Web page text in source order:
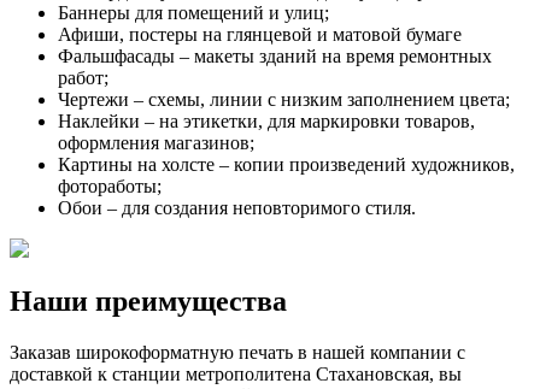
Баннеры для помещений и улиц;
Афиши, постеры на глянцевой и матовой бумаге
Фальшфасады – макеты зданий на время ремонтных
работ;
Чертежи – схемы, линии с низким заполнением цвета;
Наклейки – на этикетки, для маркировки товаров,
оформления магазинов;
Картины на холсте – копии произведений художников,
фотоработы;
Обои – для создания неповторимого стиля.
Наши преимущества
Заказав широкоформатную печать в нашей компании с
доставкой к станции метрополитена Стахановская, вы